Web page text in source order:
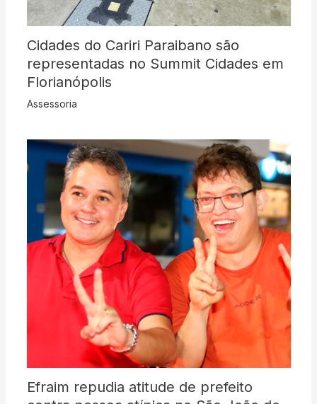
Cidades do Cariri Paraibano são
representadas no Summit Cidades em
Florianópolis
Assessoria
Efraim repudia atitude de prefeito